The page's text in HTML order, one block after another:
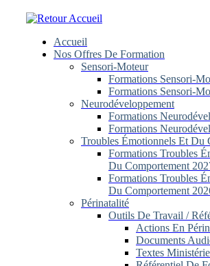
Accueil
Nos Offres De Formation
Sensori-Moteur
Formations Sensori-
Formations Sensori-
Neurodéveloppement
Formations
Formations
Troubles Émotionnels Et Du
Formations Troubles
Du Comportement
Formations Troubles
Du Comportement
Périnatalité
Outils De Travail /
Actions En
Documents
Textes